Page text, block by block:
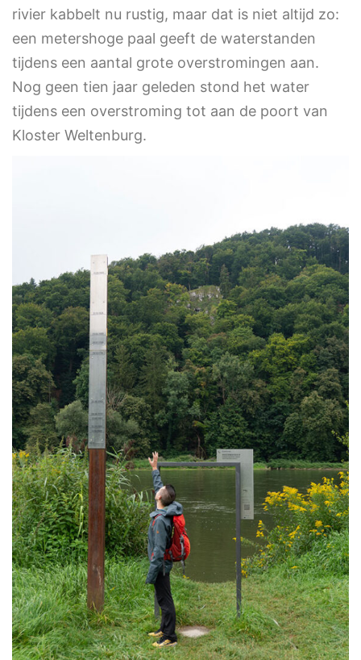
rivier kabbelt nu rustig, maar dat is niet altijd zo:
een metershoge paal geeft de waterstanden
tijdens een aantal grote overstromingen aan.
Nog geen tien jaar geleden stond het water
tijdens een overstroming tot aan de poort van
Kloster Weltenburg.